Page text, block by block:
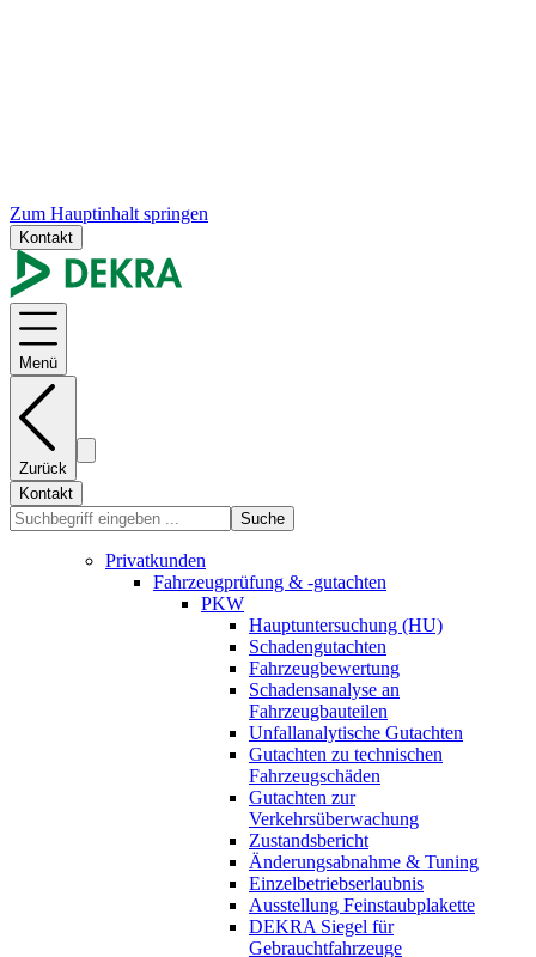
Zum Hauptinhalt springen
Kontakt
Menü
Zurück
Kontakt
Suche
Privatkunden
Fahrzeugprüfung & -gutachten
PKW
Hauptuntersuchung (HU)
Schadengutachten
Fahrzeugbewertung
Schadensanalyse an
Fahrzeugbauteilen
Unfallanalytische Gutachten
Gutachten zu technischen
Fahrzeugschäden
Gutachten zur
Verkehrsüberwachung
Zustandsbericht
Änderungsabnahme & Tuning
Einzelbetriebserlaubnis
Ausstellung Feinstaubplakette
DEKRA Siegel für
Gebrauchtfahrzeuge